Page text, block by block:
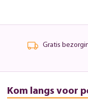
Gratis
Kom langs voor